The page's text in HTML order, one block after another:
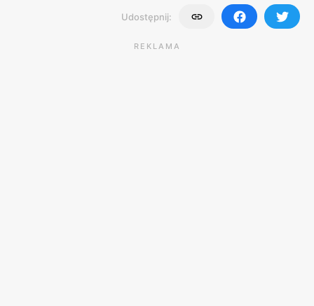
Udostępnij:
REKLAMA